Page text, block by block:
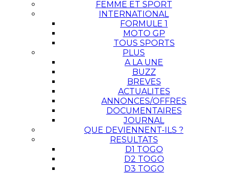
FEMME ET SPORT
INTERNATIONAL
FORMULE 1
MOTO GP
TOUS SPORTS
PLUS
A LA UNE
BUZZ
BREVES
ACTUALITES
ANNONCES/OFFRES
DOCUMENTAIRES
JOURNAL
QUE DEVIENNENT-ILS ?
RESULTATS
D1 TOGO
D2 TOGO
D3 TOGO